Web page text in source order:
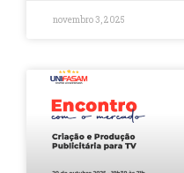
novembro 3, 2025